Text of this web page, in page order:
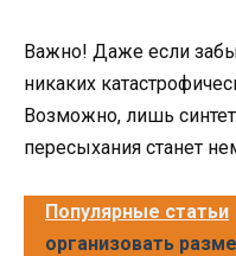
Важно! Даже если
никаких
Возможно, лишь
пересыхания станет
Популярные статьи
организовать